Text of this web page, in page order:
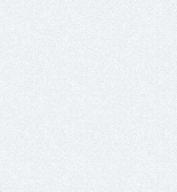
والمدير السابق للأكاديمية الأولمبية
في الامارات د . عبد الملك جاني :
منتدى ( اكتشاف المواهب
الاجتماعية ) فرصة للتوأمة بين
الرياضة والعمل الاجتماعي